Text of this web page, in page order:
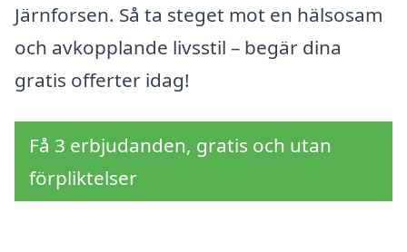
Järnforsen. Så ta steget mot en hälsosam
och avkopplande livsstil – begär dina
gratis offerter idag!
Få 3 erbjudanden, gratis och utan
förpliktelser